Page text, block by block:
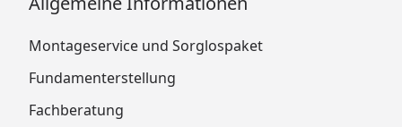
Montageservice und Sorglospaket
Fundamenterstellung
Fachberatung